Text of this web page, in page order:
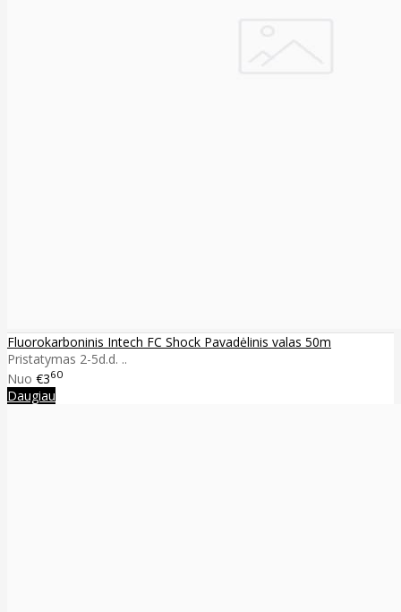
Fluorokarboninis Intech FC Shock Pavadėlinis valas 50m
Pristatymas 2-5d.d. ..
Nuo €360
Daugiau